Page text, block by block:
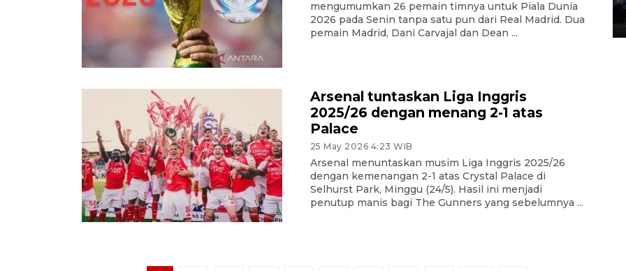
mengumumkan 26 pemain timnya untuk Piala Dunia
2026 pada Senin tanpa satu pun dari Real Madrid. Dua
pemain Madrid, Dani Carvajal dan Dean ...
Arsenal tuntaskan Liga Inggris
2025/26 dengan menang 2-1 atas
Palace
25 May 2026 4:23 WIB
Arsenal menuntaskan musim Liga Inggris 2025/26
dengan kemenangan 2-1 atas Crystal Palace di
Selhurst Park, Minggu (24/5). Hasil ini menjadi
penutup manis bagi The Gunners yang sebelumnya ...
05 August 2026 10:35 WIB